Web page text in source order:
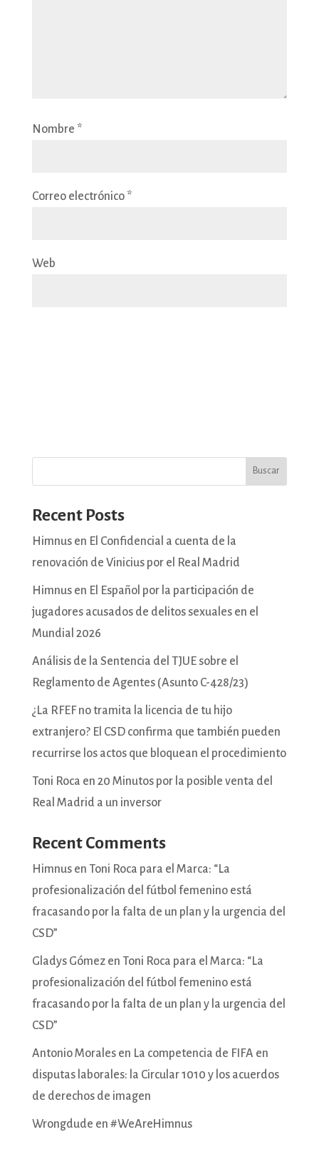
Nombre *
Correo electrónico *
Web
Buscar
Recent Posts
Himnus en El Confidencial a cuenta de la
renovación de Vinicius por el Real Madrid
Himnus en El Español por la participación de
jugadores acusados de delitos sexuales en el
Mundial 2026
Análisis de la Sentencia del TJUE sobre el
Reglamento de Agentes (Asunto C-428/23)
¿La RFEF no tramita la licencia de tu hijo
extranjero? El CSD confirma que también pueden
recurrirse los actos que bloquean el procedimiento
Toni Roca en 20 Minutos por la posible venta del
Real Madrid a un inversor
Recent Comments
Himnusen Toni Roca para el Marca: “La
profesionalización del fútbol femenino está
fracasando por la falta de un plan y la urgencia del
CSD”
Gladys Gómezen Toni Roca para el Marca: “La
profesionalización del fútbol femenino está
fracasando por la falta de un plan y la urgencia del
CSD”
Antonio Moralesen La competencia de FIFA en
disputas laborales: la Circular 1010 y los acuerdos
de derechos de imagen
Wrongdude en #WeAreHimnus